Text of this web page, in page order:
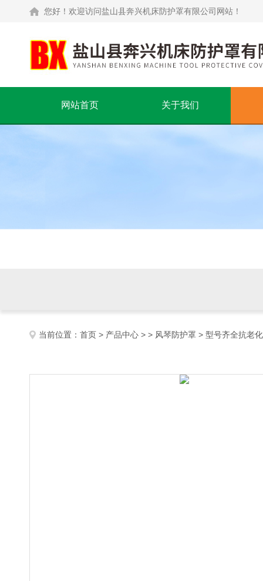
您好！欢迎访问盐山县奔兴机床防护罩有限公司网站！
网站首页 关于我们
当前位置： 首页 > 产品中心 > > 风琴防护罩 > 型号齐全抗老